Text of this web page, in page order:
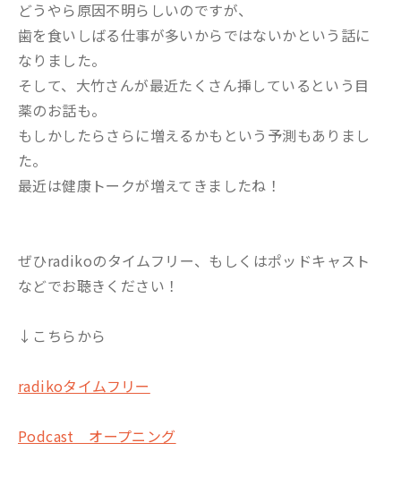
どうやら原因不明らしいのですが、
歯を食いしばる仕事が多いからではないかという話に
なりました。
そして、大竹さんが最近たくさん挿しているという目
薬のお話も。
もしかしたらさらに増えるかもという予測もありまし
た。
最近は健康トークが増えてきましたね！
ぜひradikoのタイムフリー、もしくはポッドキャスト
などでお聴きください！
↓こちらから
radikoタイムフリー
Podcast オープニング